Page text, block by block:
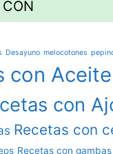
CON
Desayuno melocotones
con
con
Recetas con
Recetas con gambas